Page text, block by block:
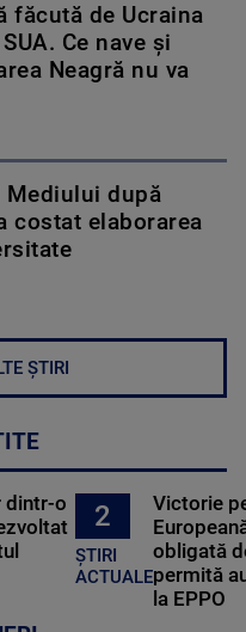
făcută de Ucraina
Ce nave şi
Neagră nu va
Mediului după
costat elaborarea
ȘTIRI
dintr-o
2
ȘTIRI
ACTUALE
Victorie
obligată
permită
la EPPO